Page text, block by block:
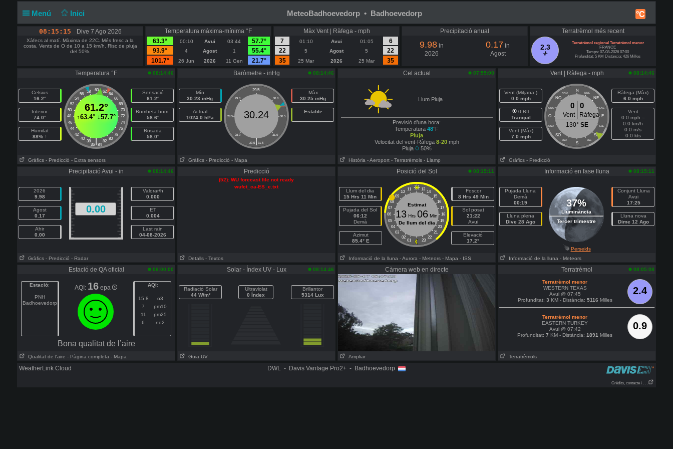
Menú Inici °C
MeteoBadhoevedorp • Badhoevedorp
08:15:15 Dive 7 Ago 2026
Xàfecs al matí. Màxima de 22C. Més fresc a la
costa. Vents de O de 10 a 15 km/h. Risc de pluja
del 50%.
Temperatura màxima-mínima °F
63.3°
00:10 Avui 03:44
57.7°
93.9°
4 Agost 1
55.4°
101.7°
26 Jun 2026 11 Gen 21.7°
Màx Vent | Ràfega - mph
7
01:10 Avui 01:05
6
22
5 Agost 5
22
35
25 Mar 2026 25 Mar 35
Precipitació anual
9.98 in
2026
0.17 in
Agost
Terratrèmol més recent
2.3
Terratrèmol regional Terratrèmol menor
FRANCE
Temps: 07-08-2026 07:00
Profunditat: 5 KM Distància: 426 Milles
Temperatura °F 08:14:46
Celsius
16.2°
Interior
74.0°
Humitat
88% ↑
60
58 62
56
64
54
66
52
68
50
70
48
72
46
74
44
76
42
78
40
80
38 82
|
36 84
61.2°
↑63.4° ↓57.7°
Sensació
61.2°
Bombeta hum.
58.6°
Rosada
58.0°
Gràfics - Predicció - Extra sensors
Baròmetre - inHg 08:14:46
Mín
30.23 inHg
Actual
1024.0 hPa
29.5
29.0 30.0
28.5 30.5
28.0 31.0
|
27.5 31.5
30.24
Màx
30.25 inHg
Estable
Gràfics - Predicció - Mapa
Cel actual 07:55:00
Llum Pluja
Previsió d’una hora:
Temperatura 48°F
Pluja
Velocitat del vent-Ràfega 8-20mph
Pluja
50%
Història - Aeroport - Terratrèmols - Llamp
Vent | Ràfega - mph 08:14:46
Vent (Mitjana )
0.0 mph
0 Bft
Tranquil
Vent (Màx)
7.0 mph
N
NNO NNE
NO NE
ONO ENE
O E
OSO ESE
SO SE
SSO SSE
S
0 0
Vent
Ràfega
130° SE
Ràfega (Màx)
6.0 mph
Vent
0.0 mph =
0.0 km/h
0.0 m/s
0.0 kts
Gràfics - Predicció
Precipitació Avui - in 08:14:46
2026
9.98
Agost
0.17
Ahir
0.00
0.00
Valorar/h
0.000
ET
0.004
Last rain
04-08-2026
Gràfics - Predicció - Radar
Predicció
(52): WU forecast file not ready
wufct_ca-ES_e.txt
Detalls - Textos
Posició del Sol 08:15:11
Llum del dia
15 Hrs 11 Min
Pujada del Sol
06:12
Demà
Azimut
85.4° E
11 13
10
14
09
15
08
16
07
17
06
18
05
19
04
20
03
21
02
22
01 23
Estimat
13 Hrs 06 Min
De llum del dia
Foscor
8 Hrs 49 Min
Sol posat
21:22
Avui
Elevació
17.2°
Informació de la lluna - Aurora - Meteors - Mapa - ISS
Informació en fase lluna 08:15:11
Pujada Lluna
Demà
00:19
Lluna plena
Dive 28 Ago
37%
Lluminància
Tercer trimestre
Conjunt Lluna
Avui
17:25
Lluna nova
Dime 12 Ago
Perseids
Informació de la lluna - Meteors
Estació de QA oficial 06:00:00
Estació:
PNH
Badhoevedorp
AQI: 16 epa AQI:
15.8
o3
7
pm10
11
pm25
6
no2
Bona qualitat de l’aire
Qualitat de l'aire - Pàgina completa - Mapa
Solar - Índex UV - Lux 08:14:46
Radiació Solar
44 W/m²
Ultraviolat
0 Índex
Brillantor
5314 Lux
Guia UV
Càmera web en directe
Ampliar
Terratrèmol 08:05:08
2.4
Terratrèmol menor
WESTERN TEXAS
Avui @ 07:45
Profunditat: 3 KM - Distància: 5116 Milles
0.9
Terratrèmol menor
EASTERN TURKEY
Avui @ 07:42
Profunditat: 7 KM - Distància: 1891 Milles
Terratrèmols
WeatherLink Cloud DWL - Davis Vantage Pro2+ - Badhoevedorp
Crèdits, contacte i . . .